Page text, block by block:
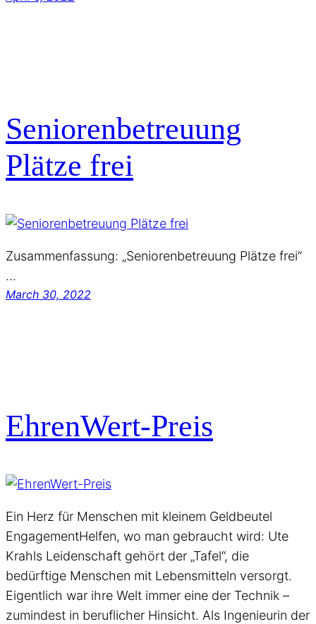
Seniorenbetreuung
Plätze frei
Zusammenfassung: „Seniorenbetreuung Plätze frei“
…
March 30, 2022
EhrenWert-Preis
Ein Herz für Menschen mit kleinem Geldbeutel
EngagementHelfen, wo man gebraucht wird: Ute
Krahls Leidenschaft gehört der „Tafel“, die
bedürftige Menschen mit Lebensmitteln versorgt.
Eigentlich war ihre Welt immer eine der Technik –
zumindest in beruflicher Hinsicht. Als Ingenieurin der